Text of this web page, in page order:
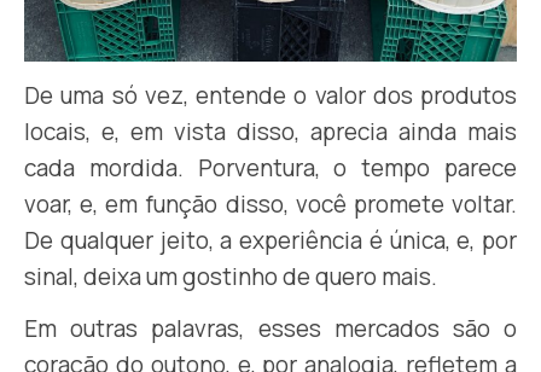
De uma só vez, entende o valor dos produtos
locais, e, em vista disso, aprecia ainda mais
cada mordida. Porventura, o tempo parece
voar, e, em função disso, você promete voltar.
De qualquer jeito, a experiência é única, e, por
sinal, deixa um gostinho de quero mais.
Em outras palavras, esses mercados são o
coração do outono, e, por analogia, refletem a